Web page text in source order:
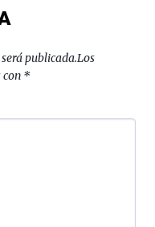
publicada.Los
con *